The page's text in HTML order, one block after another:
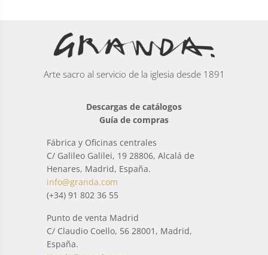
Arte sacro al servicio de la iglesia desde 1891
Descargas de catálogos
Guía de compras
Fábrica y Oficinas centrales
C/ Galileo Galilei, 19 28806, Alcalá de
Henares, Madrid, España.
info@granda.com
(+34) 91 802 36 55
Punto de venta Madrid
C/ Claudio Coello, 56 28001, Madrid,
España.